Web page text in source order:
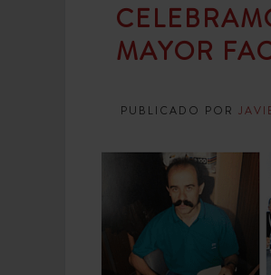
MAYOR
PUBLICADO POR